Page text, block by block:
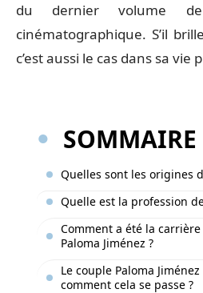
du dernier volume
cinématographique. S’il
c’est aussi le cas dans sa vie
SOMMAIRE
Quelles sont les origines
Quelle est la profession
Comment a été la
Paloma Jiménez ?
Le couple Paloma
comment cela se passe ?